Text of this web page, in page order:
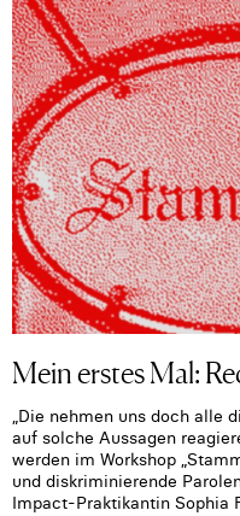
Mein erstes Mal:
„Die nehmen uns doch alle
auf solche Aussagen
werden im Workshop
und diskriminierende
Impact-Praktikantin Sophia